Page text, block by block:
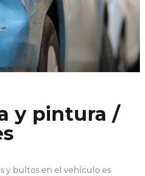
y pintura /
y bultos en el vehículo es